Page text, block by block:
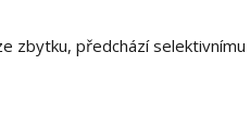
zbytku, předchází selektivnímu